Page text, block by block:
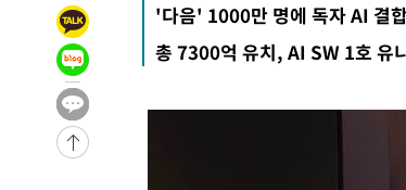
-27487초 전 >
[속보] SKT, 에이닷 서비스 장애 발생…"
-26893초 전 >
[속보]합참 "북, 동해상으로 미상 발사체 발
-26289초 전 >
-26248초 전 >
-25910초 전 >
'월드컵 탈락 후폭풍' 축구협회…초유의 압
'다음' 1000만 명에 독자 AI 결
총 7300억 유치, AI SW 1호 유